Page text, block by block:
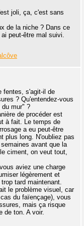
joli, ça, c'est sans
de la niche ? Dans ce
peut-être mal suivi.
fentes, s'agit-il de
? Qu'entendez-vous
du mur" ?
de procéder est
à fait. Le temps de
a eu peut-être
plus long. N'oubliez pas
avant que la
ciment, on veut tout,
aviez une charge
légèrement et
tard maintenant.
le problème visuel, car
du faïençage), vous
mais ça risque
de ton. A voir.